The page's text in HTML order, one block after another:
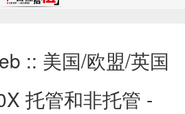
:: 美国/欧盟/英国
托管和非托管 -